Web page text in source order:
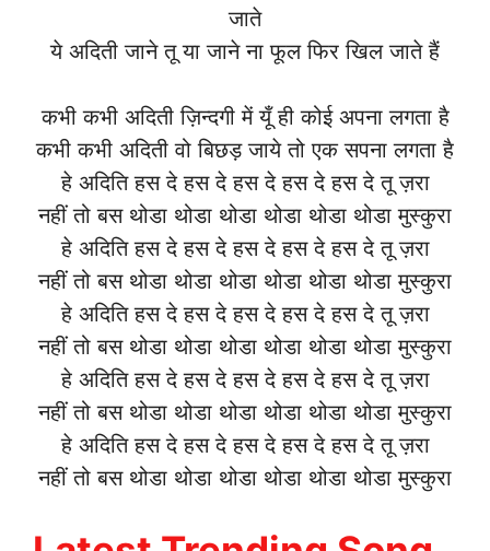
जाते
ये अदिती जाने तू या जाने ना फूल फिर खिल जाते हैं
कभी कभी अदिती ज़िन्दगी में यूँ ही कोई अपना लगता है
कभी कभी अदिती वो बिछड़ जाये तो एक सपना लगता है
हे अदिति हस दे हस दे हस दे हस दे हस दे तू ज़रा
नहीं तो बस थोडा थोडा थोडा थोडा थोडा थोडा मुस्कुरा
हे अदिति हस दे हस दे हस दे हस दे हस दे तू ज़रा
नहीं तो बस थोडा थोडा थोडा थोडा थोडा थोडा मुस्कुरा
हे अदिति हस दे हस दे हस दे हस दे हस दे तू ज़रा
नहीं तो बस थोडा थोडा थोडा थोडा थोडा थोडा मुस्कुरा
हे अदिति हस दे हस दे हस दे हस दे हस दे तू ज़रा
नहीं तो बस थोडा थोडा थोडा थोडा थोडा थोडा मुस्कुरा
हे अदिति हस दे हस दे हस दे हस दे हस दे तू ज़रा
नहीं तो बस थोडा थोडा थोडा थोडा थोडा थोडा मुस्कुरा